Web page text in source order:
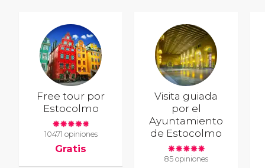
Free tour por
Estocolmo
10471 opiniones
Gratis
Visita guiada
por el
Ayuntamiento
de Estocolmo
85 opiniones